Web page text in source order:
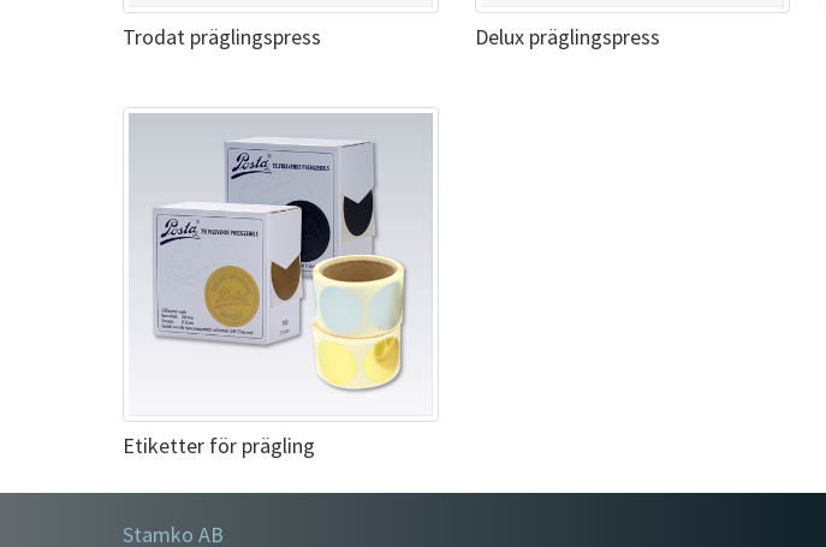
Trodat präglingspress Delux präglingspress
Etiketter för prägling
Stamko AB